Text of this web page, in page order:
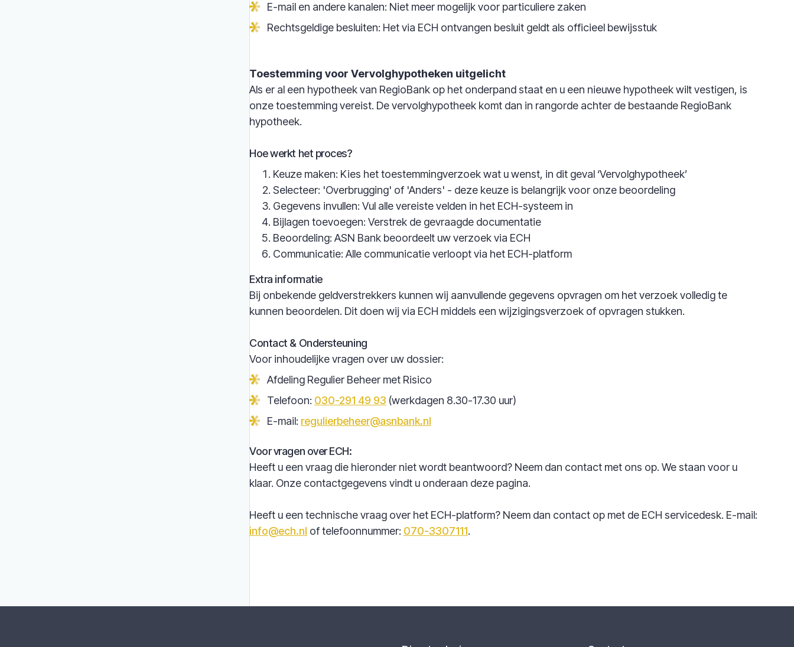
E-mail en andere kanalen: Niet meer mogelijk voor particuliere zaken
Rechtsgeldige besluiten: Het via ECH ontvangen besluit geldt als officieel bewijsstuk
Toestemming voor Vervolghypotheken uitgelicht
Als er al een hypotheek van RegioBank op het onderpand staat en u een nieuwe hypotheek wilt vestigen, is
onze toestemming vereist. De vervolghypotheek komt dan in rangorde achter de bestaande RegioBank
hypotheek.
Hoe werkt het proces?
Keuze maken: Kies het toestemmingverzoek wat u wenst, in dit geval ‘Vervolghypotheek’
Selecteer: 'Overbrugging' of 'Anders' - deze keuze is belangrijk voor onze beoordeling
Gegevens invullen: Vul alle vereiste velden in het ECH-systeem in
Bijlagen toevoegen: Verstrek de gevraagde documentatie
Beoordeling: ASN Bank beoordeelt uw verzoek via ECH
Communicatie: Alle communicatie verloopt via het ECH-platform
Extra informatie
Bij onbekende geldverstrekkers kunnen wij aanvullende gegevens opvragen om het verzoek volledig te
kunnen beoordelen. Dit doen wij via ECH middels een wijzigingsverzoek of opvragen stukken.
Contact & Ondersteuning
Voor inhoudelijke vragen over uw dossier:
Afdeling Regulier Beheer met Risico
Telefoon: 030-291 49 93 (werkdagen 8.30-17.30 uur)
E-mail: regulierbeheer@asnbank.nl
Voor vragen over ECH:
Heeft u een vraag die hieronder niet wordt beantwoord? Neem dan contact met ons op. We staan voor u
klaar. Onze contactgegevens vindt u onderaan deze pagina.
Heeft u een technische vraag over het ECH-platform? Neem dan contact op met de ECH servicedesk. E-mail:
info@ech.nl of telefoonnummer: 070-3307111.